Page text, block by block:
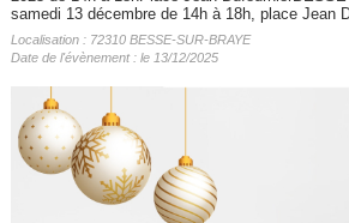
samedi 13 décembre de 14h à 18h, place Jean
Localisation : 72310 BESSE-SUR-BRAYE
Date de l'évènement : le 13/12/2025